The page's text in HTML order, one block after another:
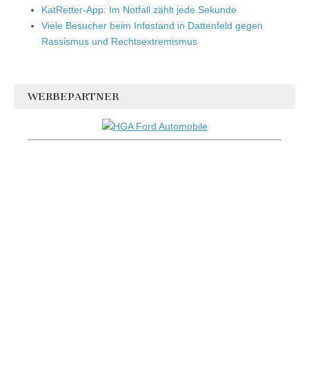
KatRetter-App: Im Notfall zählt jede Sekunde
Viele Besucher beim Infostand in Dattenfeld gegen
Rassismus und Rechtsextremismus
WERBEPARTNER